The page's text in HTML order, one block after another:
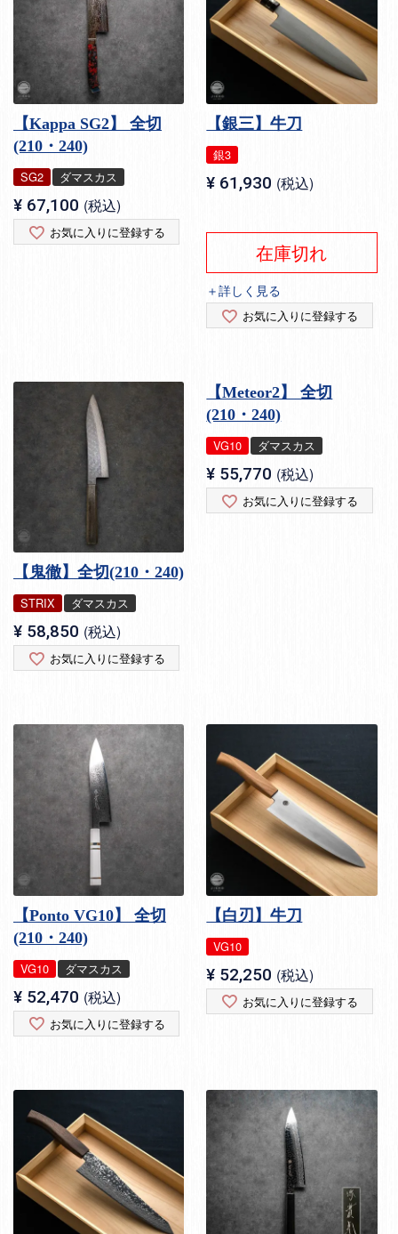
【Kappa SG2】 全切
(210・240)
SG2 ダマスカス
¥ 67,100 税込
お気に入りに登録する
【銀三】牛刀
銀3
¥ 61,930 税込
在庫切れ
＋詳しく見る
お気に入りに登録する
【鬼徹】全切(210・240)
STRIX ダマスカス
¥ 58,850 税込
お気に入りに登録する
【Meteor2】 全切
(210・240)
VG10 ダマスカス
¥ 55,770 税込
お気に入りに登録する
【Ponto VG10】 全切
(210・240)
VG10 ダマスカス
¥ 52,470 税込
お気に入りに登録する
【白刃】牛刀
VG10
¥ 52,250 税込
お気に入りに登録する